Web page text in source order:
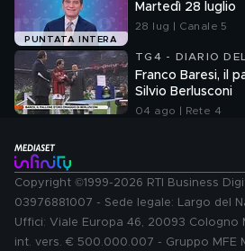
PUNTATA INTERA
Martedì 28 luglio
28 lug | Canale 5
TG4 - DIARIO
Franco Baresi, il
Silvio Berlusconi
04 ago | Rete 4
Copyright ©1999-2026 RTI Business
03976881007 - Sede legale: Largo del
Uffici: Viale Europa 46, 20093 Cologno
int. vers. € 500.000.007 - Gruppo MFE